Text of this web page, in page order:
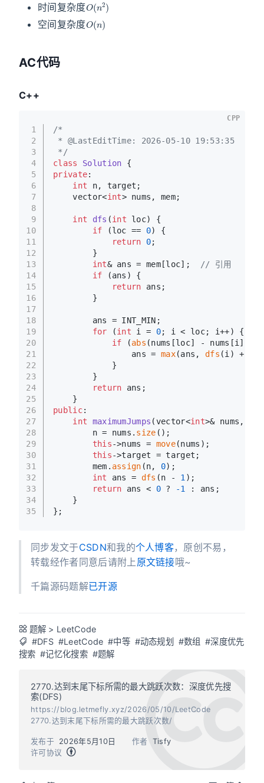
时间复杂度
空间复杂度
O (n
AC代码
C++
1
2
3
4
5
6
7
8
9
10
11
12
13
14
15
16
17
18
19
20
21
22
23
24
25
26
27
28
29
30
31
32
33
34
35
/*
* @LastEditTime: 2026-05-10 19:53:35
*/
class
Solution {
private:
int n, target;
    vector<
int> nums, mem;
int dfs (int loc)
{
if (loc == 0) {
return
0;
        }
int& ans = mem[loc];
// 引用
if (ans) {
return ans;
        }
        ans = INT_MIN;
for (int i = 0; i < loc; i++) {
if (abs (nums[loc] - nums[i])
                ans =
max(ans, dfs (i) +
            }
        }
return ans;
    }
public:
int
maximumJumps (vector<int>& nums,
        n = nums.
size ();
this->nums = move(nums);
this->target = target;
        mem.
assign (n, 0);
int ans = dfs (n - 1 );
return ans < 0 ? -1
: ans;
    }
};
CPP
同步发文于CSDN和我的个人博客，原创不易，
转载经作者同意后请附上 原文链接哦~
千篇源码题解已开源
题解 > LeetCode
#DFS #LeetCode #中等 #动态规划 #数组 #深度优先
搜索 #记忆化搜索 #题解
2770.达到末尾下标所需的最大跳跃次数：深度优先搜
索(DFS)
https://blog.letmefly.xyz/2026/05/10/LeetCode
2770.达到末尾下标所需的最大跳跃次数/
作者 Tisfy
发布于
2026年5月10日
许可协议